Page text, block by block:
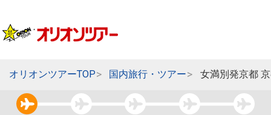
オリオンツアーTOP 国内旅行・ツアー 女満別発京都